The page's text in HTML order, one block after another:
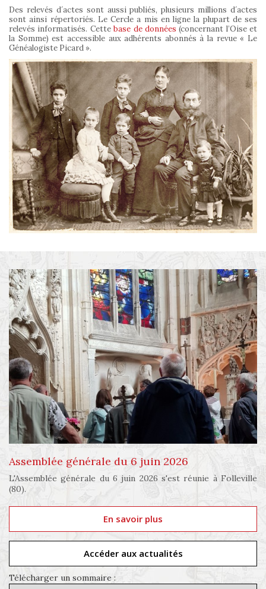
Des relevés d´actes sont aussi publiés, plusieurs millions d´actes
sont ainsi répertoriés. Le Cercle a mis en ligne la plupart de ses
relevés informatisés. Cettebase de données (concernant l’Oise et
la Somme) est accessible aux adhérents abonnés à la revue « Le
Généalogiste Picard ».
Assemblée générale du 6 juin 2026
L'Assemblée générale du 6 juin 2026 s'est réunie à Folleville
(80).
En savoir plus
Accéder aux actualités
Télécharger un sommaire :